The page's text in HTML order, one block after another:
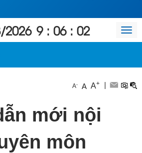
2026 9 : 06 : 02
A- A A+ |
mới nội
môn